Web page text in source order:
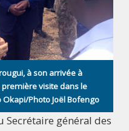
à son arrivée à
visite dans le
Photo Joël Bofengo
Secrétaire général des